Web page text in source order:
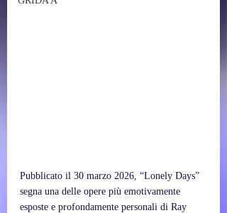
Pubblicato il 30 marzo 2026, “Lonely Days”
segna una delle opere più emotivamente
esposte e profondamente personali di Ray